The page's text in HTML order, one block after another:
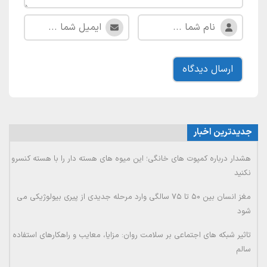
جدیدترین اخبار
هشدار درباره کمپوت های خانگی؛ این میوه های هسته دار را با هسته کنسرو
نکنید
مغز انسان بین ۵۰ تا ۷۵ سالگی وارد مرحله جدیدی از پیری بیولوژیکی می
شود
تاثیر شبکه های اجتماعی بر سلامت روان: مزایا، معایب و راهکارهای استفاده
سالم